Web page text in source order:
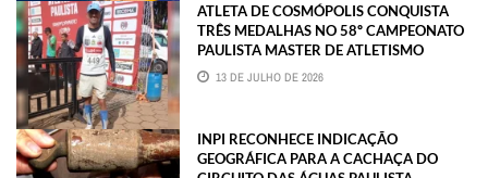
ATLETA DE COSMÓPOLIS CONQUISTA
TRÊS MEDALHAS NO 58º CAMPEONATO
PAULISTA MASTER DE ATLETISMO
13 DE JULHO DE 2026
INPI RECONHECE INDICAÇÃO
GEOGRÁFICA PARA A CACHAÇA DO